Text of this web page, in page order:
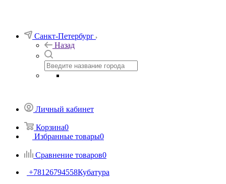
Санкт-Петербург
Назад
Личный кабинет
Корзина0
Избранные товары0
Сравнение товаров0
+78126794558Кубатура